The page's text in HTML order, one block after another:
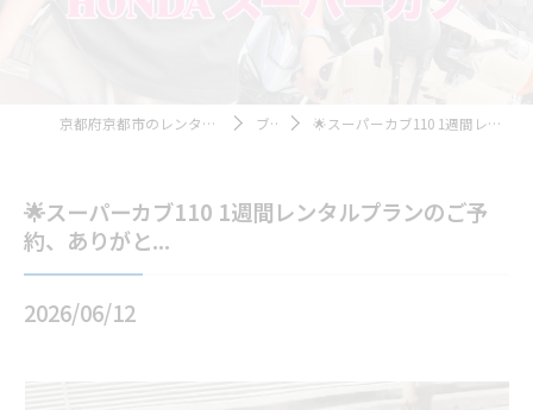
京都府京都市のレンタルバイクならモトハーバー１ ブログ 🌟スーパーカブ110 1週間レンタルプランのご予約、ありがと...
🌟スーパーカブ110 1週間レンタルプランのご予
約、ありがと...
2026/06/12